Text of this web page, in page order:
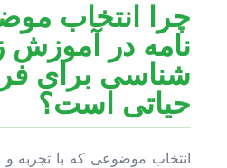
چرا انتخاب
نامه در
شناسی برای
حیاتی است؟
انتخاب موضوعی که با تجربه